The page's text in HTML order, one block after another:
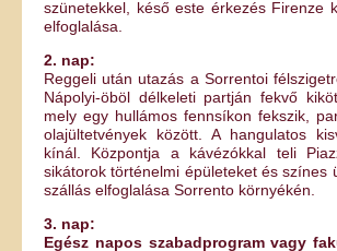
szünetekkel, késő este érkezés Firenze
elfoglalása.
2. nap:
Reggeli után utazás a Sorrentoi
Nápolyi-öböl délkeleti partján fekvő
mely egy hullámos fennsíkon fekszik,
olajültetvények között. A hangulatos
kínál. Központja a kávézókkal teli
sikátorok történelmi épületeket és színes
szállás elfoglalása Sorrento környékén.
3. nap:
Egész napos szabadprogram vagy